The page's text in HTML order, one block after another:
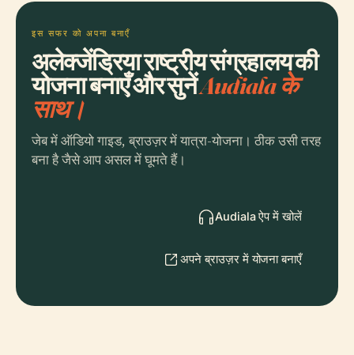
इस सफर को अपना बनाएँ
अलेक्जेंड्रिया राष्ट्रीय संग्रहालय की
योजना बनाएँ और सुनेंAudiala के
साथ।
जेब में ऑडियो गाइड, ब्राउज़र में यात्रा-योजना। ठीक उसी तरह
बना है जैसे आप असल में घूमते हैं।
Audiala ऐप में खोलें
अपने ब्राउज़र में योजना बनाएँ